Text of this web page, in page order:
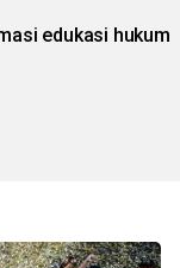
edukasi hukum